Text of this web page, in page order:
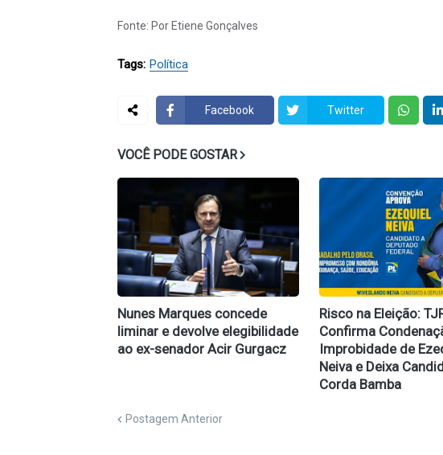
Fonte: Por Etiene Gonçalves
Tags: Política
Facebook Twitter
VOCÊ PODE GOSTAR
Nunes Marques concede
liminar e devolve elegibilidade
ao ex-senador Acir Gurgacz
Risco na Eleição:
Confirma
Improbidade de
Neiva e Deixa
Corda Bamba
Postagem Anterior